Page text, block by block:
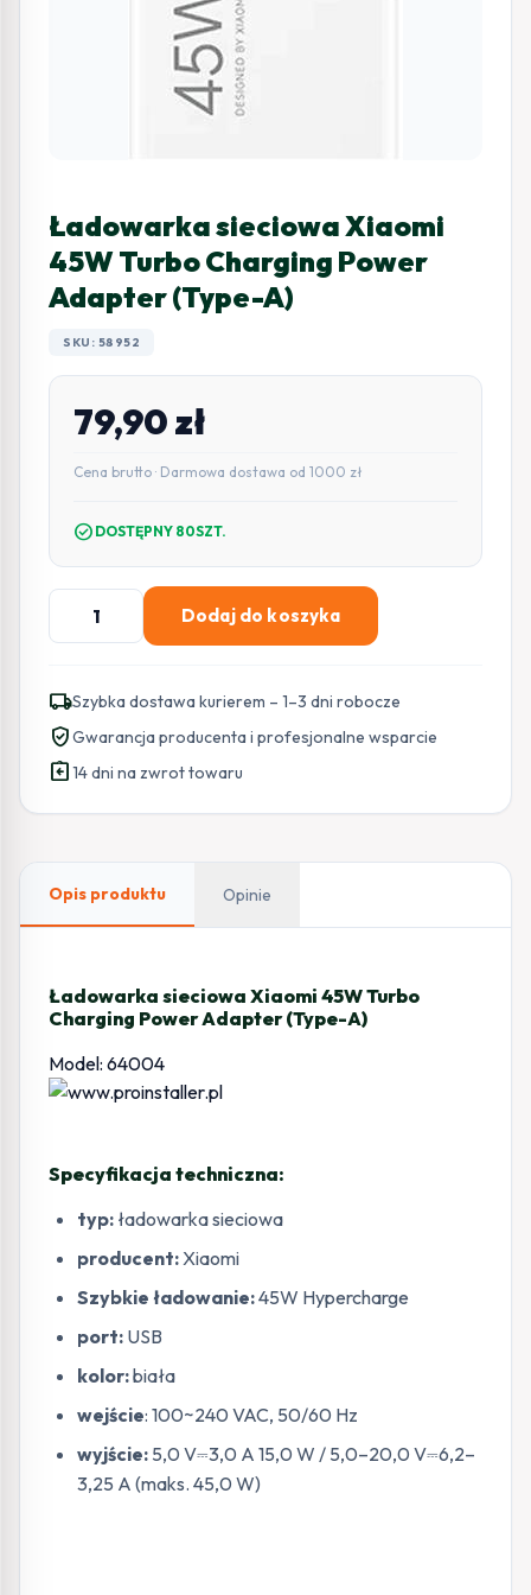
Ładowarka sieciowa Xiaomi
45W Turbo Charging Power
Adapter (Type-A)
SKU: 58952
79,90zł
Cena brutto · Darmowa dostawa od 1000 zł
check_circle DOSTĘPNY 80SZT.
ilość
Ładowarka
Xiaomi
45W
Turbo
Charging
A)
Dodaj do koszyka
local_shippingSzybka dostawa kurierem – 1–3 dni robocze
verified_userGwarancja producenta i profesjonalne wsparcie
assignment_return14 dni na zwrot towaru
Opis produktu Opinie
Ładowarka sieciowa Xiaomi 45W Turbo
Charging Power Adapter (Type-A)
Model: 64004
Specyfikacja techniczna:
typ: ładowarka sieciowa
producent:Xiaomi
Szybkie ładowanie:45W Hypercharge
port: USB
kolor:biała
wejście: 100~240 VAC, 50/60 Hz
wyjście: 5,0 V⎓3,0 A 15,0 W / 5,0–20,0 V⎓6,2–
3,25 A (maks. 45,0 W)